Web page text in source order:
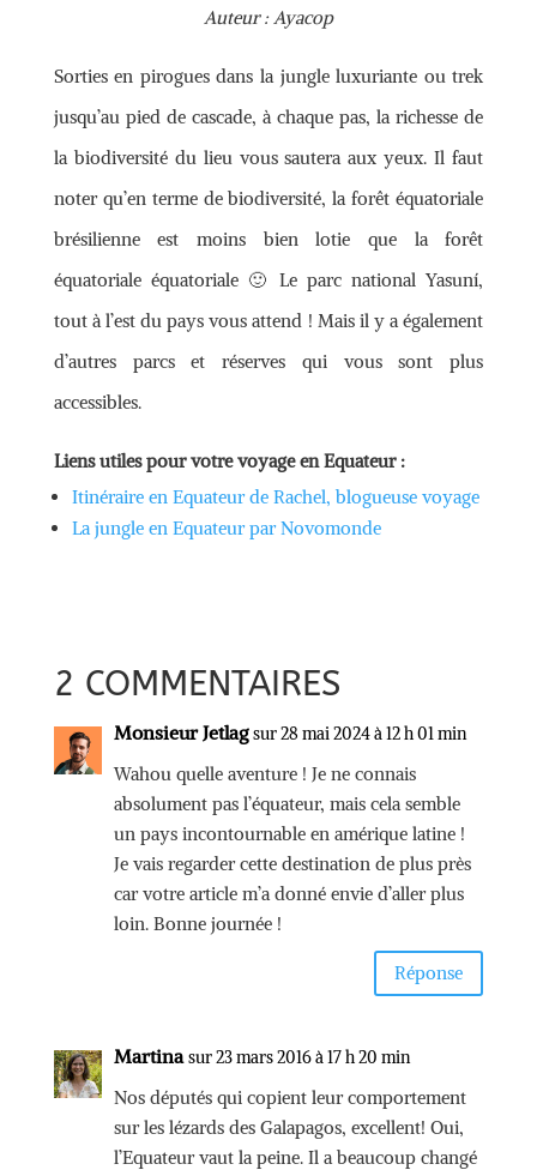
Auteur : Ayacop
Sorties en pirogues dans la jungle luxuriante ou trek
jusqu’au pied de cascade, à chaque pas, la richesse de
la biodiversité du lieu vous sautera aux yeux. Il faut
noter qu’en terme de biodiversité, la forêt équatoriale
brésilienne est moins bien lotie que la forêt
équatoriale équatoriale 🙂 Le parc national Yasuní,
tout à l’est du pays vous attend ! Mais il y a également
d’autres parcs et réserves qui vous sont plus
accessibles.
Liens utiles pour votre voyage en Equateur :
Itinéraire en Equateur de Rachel, blogueuse voyage
La jungle en Equateur par Novomonde
2 COMMENTAIRES
Monsieur Jetlag sur 28 mai 2024 à 12 h 01 min
Wahou quelle aventure ! Je ne connais
absolument pas l’équateur, mais cela semble
un pays incontournable en amérique latine !
Je vais regarder cette destination de plus près
car votre article m’a donné envie d’aller plus
loin. Bonne journée !
Réponse
Martina sur 23 mars 2016 à 17 h 20 min
Nos députés qui copient leur comportement
sur les lézards des Galapagos, excellent! Oui,
l’Equateur vaut la peine. Il a beaucoup changé